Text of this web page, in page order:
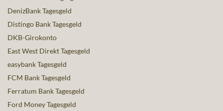
DenizBank Tagesgeld
Distingo Bank Tagesgeld
DKB-Girokonto
East West Direkt Tagesgeld
easybank Tagesgeld
FCM Bank Tagesgeld
Ferratum Bank Tagesgeld
Ford Money Tagesgeld